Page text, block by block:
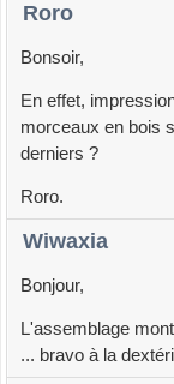
Roro
Bonsoir,
En effet,
morceaux en bois
derniers ?
Roro.
Wiwaxia
Bonjour,
L'assemblage
... bravo à la